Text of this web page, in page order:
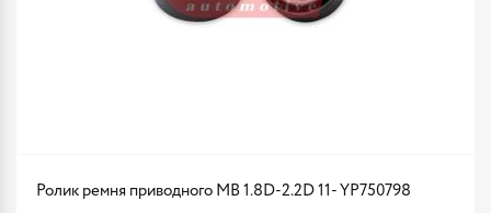
Ролик ремня приводного MB 1.8D-2.2D 11- YP750798